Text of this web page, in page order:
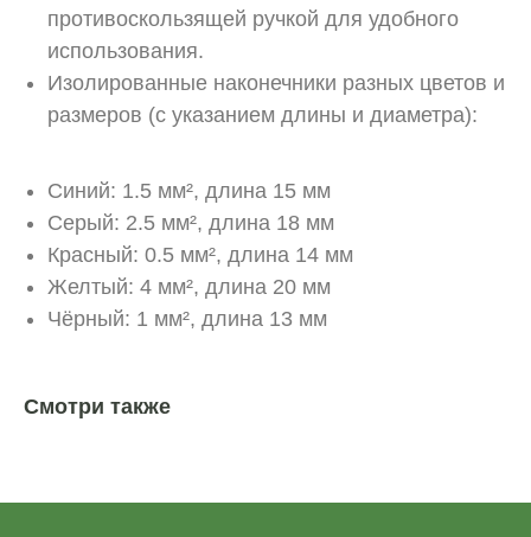
противоскользящей ручкой для удобного
использования.
Изолированные наконечники разных цветов и
размеров (с указанием длины и диаметра):
Синий: 1.5 мм², длина 15 мм
Серый: 2.5 мм², длина 18 мм
Красный: 0.5 мм², длина 14 мм
Желтый: 4 мм², длина 20 мм
Чёрный: 1 мм², длина 13 мм
Смотри также